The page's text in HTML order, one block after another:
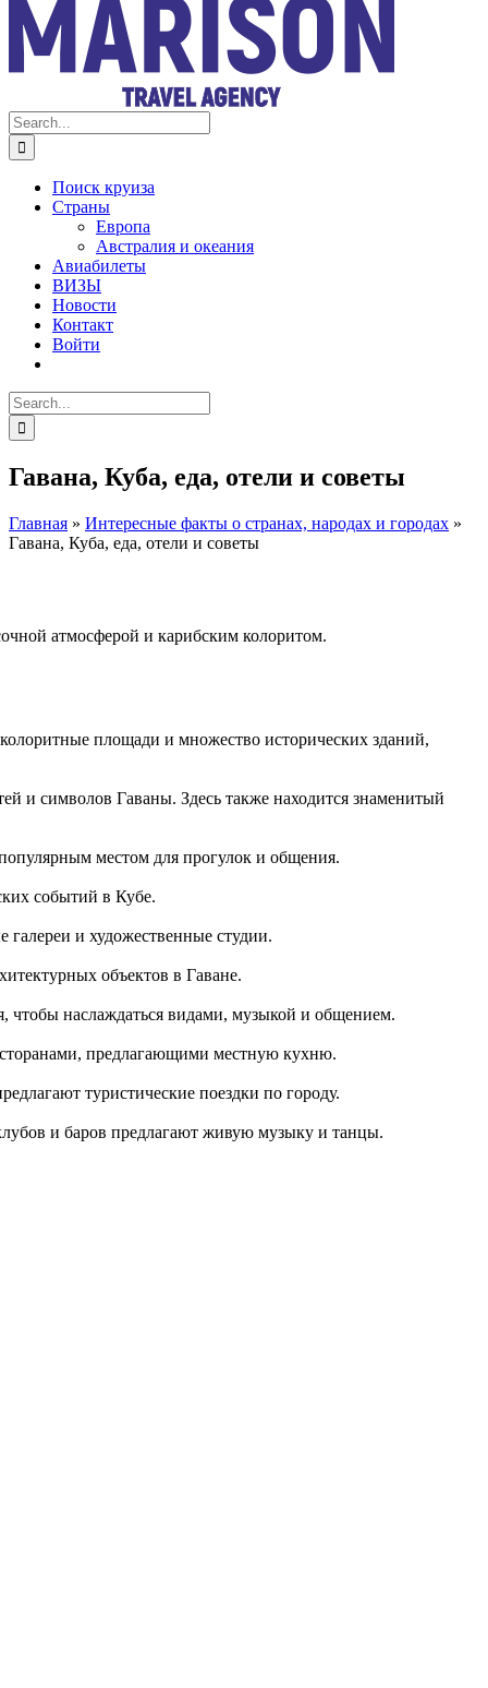
Search
for:
Поиск круиза
Страны
Европа
Австралия и океания
Авиабилеты
ВИЗЫ
Новости
Контакт
Войти
Search
for:
Гавана, Куба, еда, отели и советы
Главная » Интересные факты о странах, народах и городах »
Гавана, Куба, еда, отели и советы
атмосферой и карибским колоритом.
площади и множество исторических зданий,
и символов Гаваны. Здесь также находится знаменитый
местом для прогулок и общения.
событий в Кубе.
и художественные студии.
объектов в Гаване.
чтобы наслаждаться видами, музыкой и общением.
предлагающими местную кухню.
туристические поездки по городу.
и баров предлагают живую музыку и танцы.